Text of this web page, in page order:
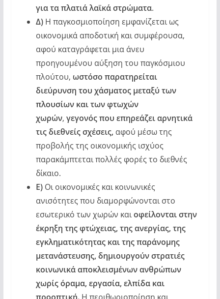
για τα πλατιά λαϊκά στρώματα.
Δ)Η παγκοσμιοποίηση εμφανίζεται ως
οικονομικά αποδοτική και συμφέρουσα,
αφού καταγράφεται μια άνευ
προηγουμένου αύξηση του παγκόσμιου
πλούτου, ωστόσο παρατηρείται
διεύρυνση του χάσματος μεταξύ των
πλουσίων και των φτωχών
χωρών, γεγονός που επηρεάζει αρνητικά
τις διεθνείς σχέσεις, αφού μέσω της
προβολής της οικονομικής ισχύος
παρακάμπτεται πολλές φορές το διεθνές
δίκαιο.
Ε)Οι οικονομικές και κοινωνικές
ανισότητες που διαμορφώνονται στο
εσωτερικό των χωρών καιοφείλονται στην
έκρηξη της φτώχειας, της ανεργίας, της
εγκληματικότητας και της παράνομης
μετανάστευσης, δημιουργούν στρατιές
κοινωνικά αποκλεισμένων ανθρώπων
χωρίς όραμα, εργασία, ελπίδα και